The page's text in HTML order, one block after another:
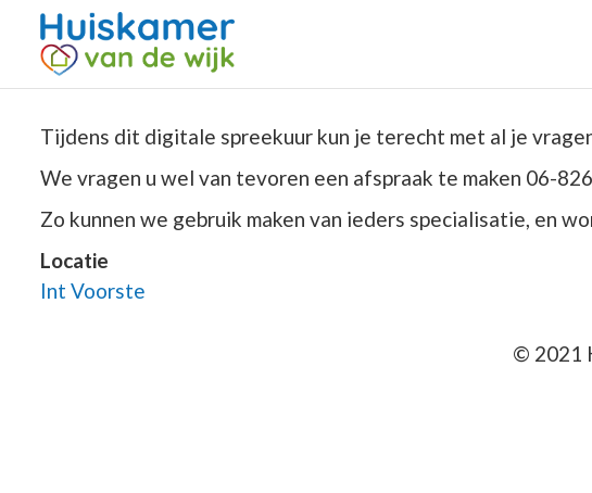
Tijdens dit digitale spreekuur kun je terecht met al je
We vragen u wel van tevoren een afspraak te maken 06-
Zo kunnen we gebruik maken van ieders specialisatie, en
Locatie
Int Voorste
© 2021